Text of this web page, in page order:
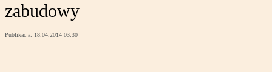
zabudowy
Publikacja: 18.04.2014 03:30